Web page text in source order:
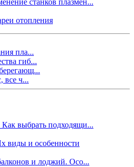
станков плазмен...
отопления
пла...
гиб...
все ч...
выбрать подходящи...
виды и особенности
и лоджий. Осо...